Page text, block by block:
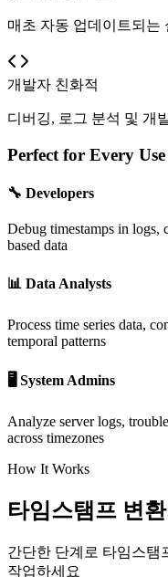
매초 자동 업데이트되는
개발자 친화적
디버깅, 로그 분석 및 개
Perfect for Every Use
🔧 Developers
Debug timestamps in logs,
based data
📊 Data Analysts
Process time series data,
temporal patterns
🖥️ System Admins
Analyze server logs,
across timezones
How It Works
타임스탬프 변
간단한 단계로 타임스탬
작업하세요